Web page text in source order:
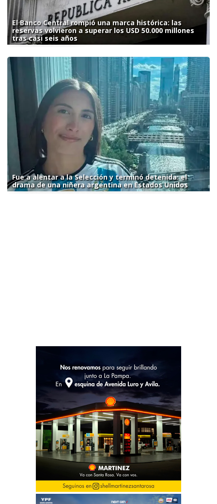
El Banco Central rompió una marca histórica: las
reservas volvieron a superar los USD 50.000 millones
tras casi seis años
Fue a alentar a la Selección y terminó detenida: el
drama de una niñera argentina en Estados Unidos